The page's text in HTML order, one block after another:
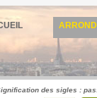
des sigles :